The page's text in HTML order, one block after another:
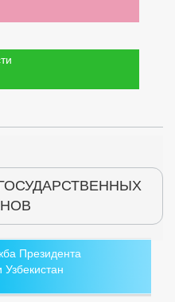
Президента
Узбекистан